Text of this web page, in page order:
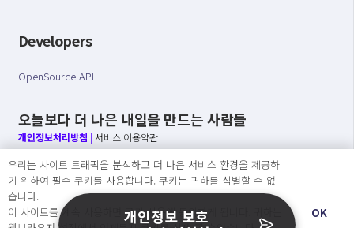
Developers
OpenSource API
오늘보다 더 나은 내일을 만드는 사람들
개인정보처리방침 | 서비스 이용약관
○ 개인정보보호 컴플라이언스를 선도하겠습니다.
○ 정보주체의 권리를 보장하겠습니다.
○ 기업의 개인정보보호를 위한 효율적 관리를 보장하겠습니다.
우리는 사이트 트래픽을 분석하고 더 나은 서비스 환경을 제공하
기 위하여 필수 쿠키를 사용합니다. 쿠키는 귀하를 식별할 수 없
습니다.
이 사이트를 계속 사용하면 쿠키 사용에 동의하게 됩니다. 귀하는
OK
개인정보 보호